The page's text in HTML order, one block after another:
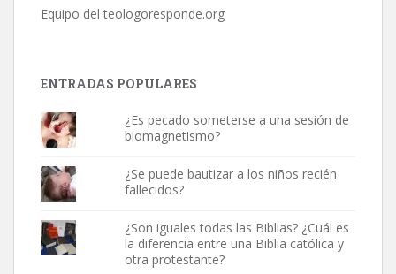
Equipo del teologoresponde.org
ENTRADAS POPULARES
¿Es pecado someterse a una sesión de
biomagnetismo?
¿Se puede bautizar a los niños recién
fallecidos?
¿Son iguales todas las Biblias? ¿Cuál es
la diferencia entre una Biblia católica y
otra protestante?